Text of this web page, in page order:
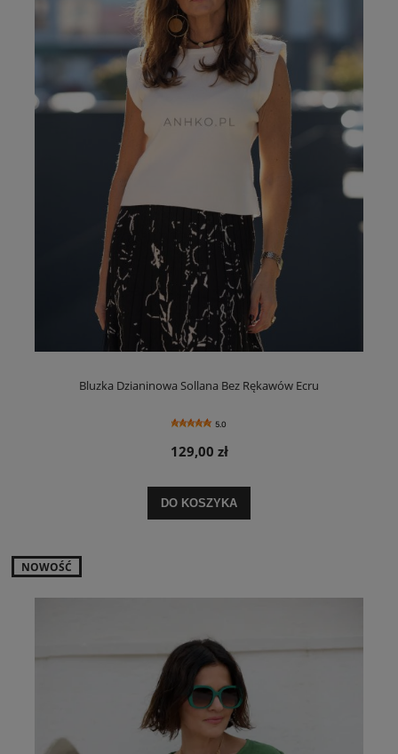
Bluzka Dzianinowa Sollana Bez Rękawów Ecru
5.0
129,00 zł
DO KOSZYKA
NOWOŚĆ